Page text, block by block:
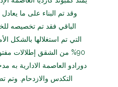
الباقي فقد تم تخصيصه
التي تم استغلالها بالشكل
90% من الشقق إطلالات
دورادو العاصمة الادارية به
التكدس والازدحام. وتم